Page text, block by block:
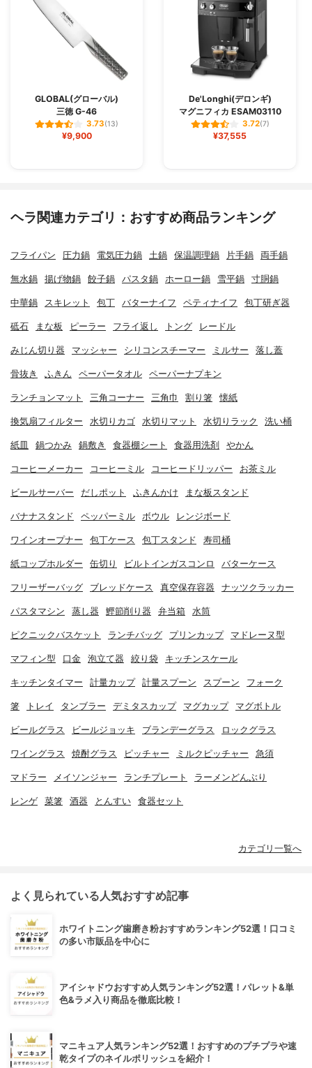
GLOBAL(グローバル)
三徳 G-46
3.73(13)
¥9,900
De'Longhi(デロンギ)
マグニフィカ ESAM03110
3.72(7)
¥37,555
ヘラ関連カテゴリ：おすすめ商品ランキング
フライパン 圧力鍋 電気圧力鍋 土鍋 保温調理鍋 片手鍋 両手鍋
無水鍋 揚げ物鍋 餃子鍋 パスタ鍋 ホーロー鍋 雪平鍋 寸胴鍋
中華鍋 スキレット 包丁 バターナイフ ペティナイフ 包丁研ぎ器
砥石 まな板 ピーラー フライ返し トング レードル
みじん切り器 マッシャー シリコンスチーマー ミルサー 落し蓋
骨抜き ふきん ペーパータオル ペーパーナプキン
ランチョンマット 三角コーナー 三角巾 割り箸 懐紙
換気扇フィルター 水切りカゴ 水切りマット 水切りラック 洗い桶
紙皿 鍋つかみ 鍋敷き 食器棚シート 食器用洗剤 やかん
コーヒーメーカー コーヒーミル コーヒードリッパー お茶ミル
ビールサーバー だしポット ふきんかけ まな板スタンド
バナナスタンド ペッパーミル ボウル レンジボード
ワインオープナー 包丁ケース 包丁スタンド 寿司桶
紙コップホルダー 缶切り ビルトインガスコンロ バターケース
フリーザーバッグ ブレッドケース 真空保存容器 ナッツクラッカー
パスタマシン 蒸し器 鰹節削り器 弁当箱 水筒
ピクニックバスケット ランチバッグ プリンカップ マドレーヌ型
マフィン型 口金 泡立て器 絞り袋 キッチンスケール
キッチンタイマー 計量カップ 計量スプーン スプーン フォーク
箸 トレイ タンブラー デミタスカップ マグカップ マグボトル
ビールグラス ビールジョッキ ブランデーグラス ロックグラス
ワイングラス 焼酎グラス ピッチャー ミルクピッチャー 急須
マドラー メイソンジャー ランチプレート ラーメンどんぶり
レンゲ 菜箸 酒器 とんすい 食器セット
カテゴリ一覧へ
よく見られている人気おすすめ記事
ホワイトニング歯磨き粉おすすめランキング52選！口コミ
の多い市販品を中心に
アイシャドウおすすめ人気ランキング52選！パレット&単
色&ラメ入り商品を徹底比較！
マニキュア人気ランキング52選！おすすめのプチプラや速
乾タイプのネイルポリッシュを紹介！